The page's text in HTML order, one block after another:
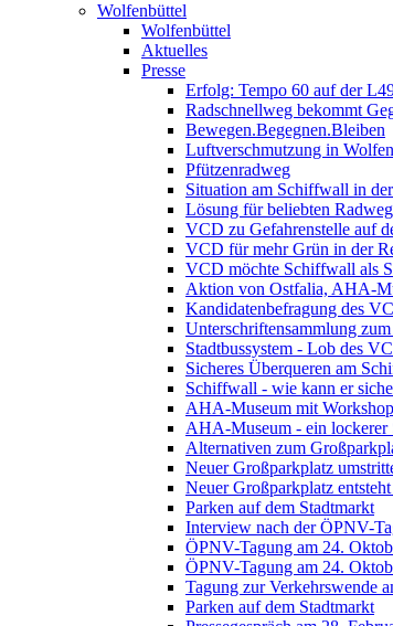
Wolfenbüttel
Wolfenbüttel
Aktuelles
Presse
Erfolg: Tempo 60 auf der
Radschnellweg bekommt
Bewegen.Begegnen.Bleiben
Luftverschmutzung in
Pfützenradweg
Situation am Schiffwall in
Lösung für beliebten
VCD zu Gefahrenstelle auf
VCD für mehr Grün in der
VCD möchte Schiffwall als
Aktion von Ostfalia, AHA-
Kandidatenbefragung des
Unterschriftensammlung
Stadtbussystem - Lob des
Sicheres Überqueren am
Schiffwall - wie kann er
AHA-Museum mit
AHA-Museum - ein lockerer
Alternativen zum
Neuer Großparkplatz
Neuer Großparkplatz
Parken auf dem Stadtmarkt
Interview nach der ÖPNV-
ÖPNV-Tagung am 24.
ÖPNV-Tagung am 24.
Tagung zur Verkehrswende
Parken auf dem Stadtmarkt